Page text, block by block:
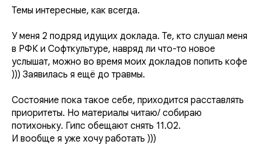
Темы интересные, как всегда.
У меня 2 подряд идущих доклада. Те, кто слушал меня
в РФК и Софткультуре, навряд ли что-то новое
услышат, можно во время моих докладов попить кофе
))) Заявилась я ещё до травмы.
Состояние пока такое себе, приходится расставлять
приоритеты. Но материалы читаю/ собираю
потихоньку. Гипс обещают снять 11.02.
И вообще я уже хочу работать )))